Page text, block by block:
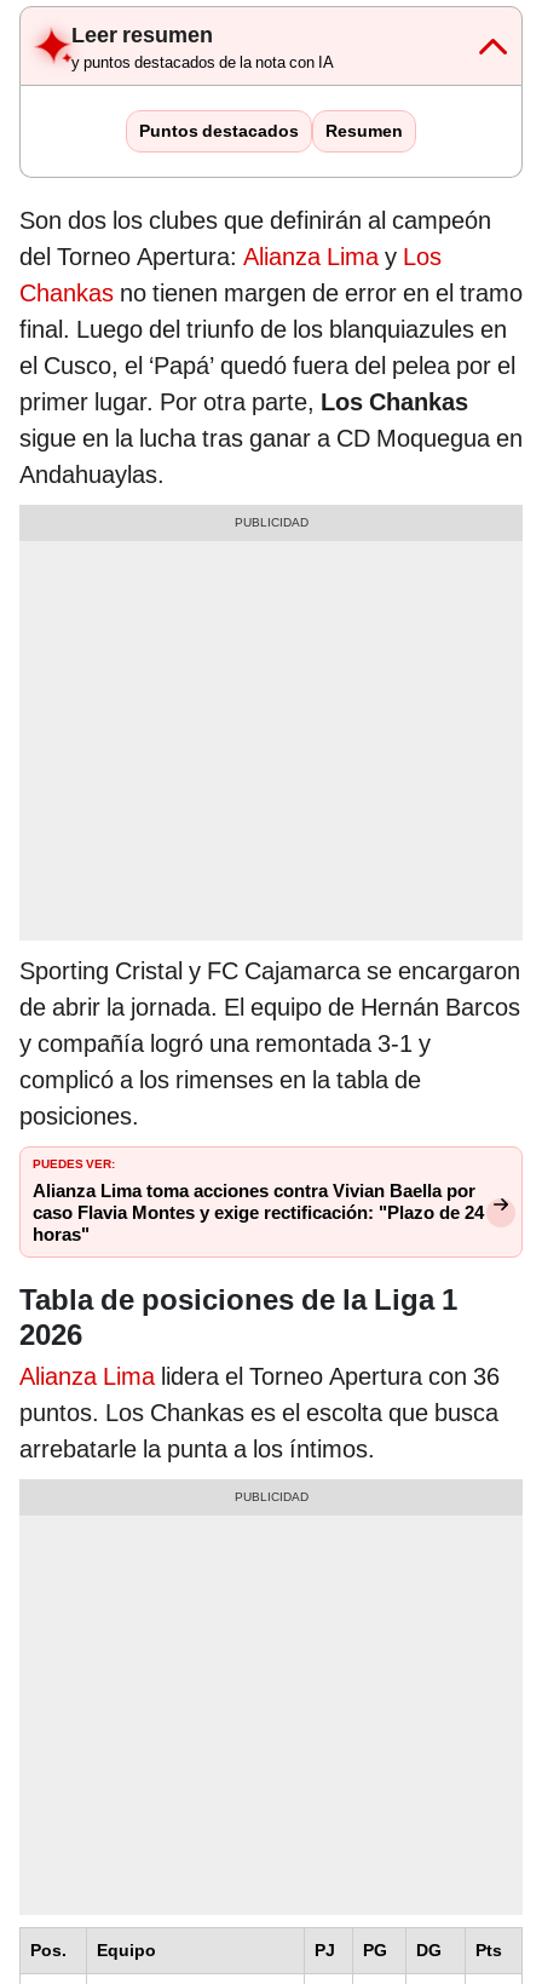
Leer resumen
y puntos destacados de la nota con IA
Puntos destacados Resumen
Son dos los clubes que definirán al campeón
del Torneo Apertura: Alianza Limay Los
Chankas no tienen margen de error en el tramo
final. Luego del triunfo de los blanquiazules en
el Cusco, el ‘Papá’ quedó fuera del pelea por el
primer lugar. Por otra parte, Los Chankas
sigue en la lucha tras ganar a CD Moquegua en
Andahuaylas.
Sporting Cristal y FC Cajamarca se encargaron
de abrir la jornada. El equipo de Hernán Barcos
y compañía logró una remontada 3-1 y
complicó a los rimenses en la tabla de
posiciones.
PUEDES VER:
Alianza Lima toma acciones contra Vivian Baella por
caso Flavia Montes y exige rectificación: "Plazo de 24
horas"
Tabla de posiciones de la Liga 1
2026
Alianza Limalidera el Torneo Apertura con 36
puntos. Los Chankas es el escolta que busca
arrebatarle la punta a los íntimos.
Pos. Equipo PJ PG DG Pts